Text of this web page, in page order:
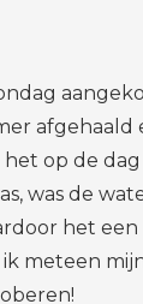
afgehaald
op de
was de
het
ik meteen